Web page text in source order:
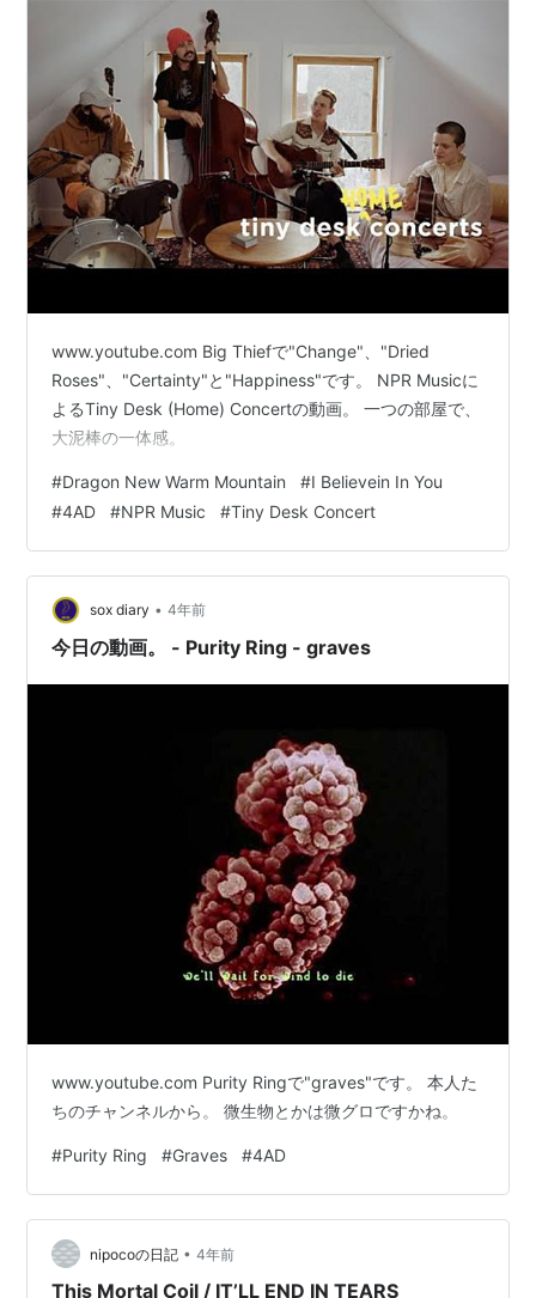
www.youtube.com Big Thiefで"Change"、"Dried
Roses"、"Certainty"と"Happiness"です。 NPR Musicに
よるTiny Desk (Home) Concertの動画。 一つの部屋で、
大泥棒の一体感。
#Dragon New Warm Mountain #I Believein In You
#4AD #NPR Music #Tiny Desk Concert
sox diary • 4年前
今日の動画。 - Purity Ring - graves
www.youtube.com Purity Ringで"graves"です。 本人た
ちのチャンネルから。 微生物とかは微グロですかね。
#Purity Ring #Graves #4AD
nipocoの日記 • 4年前
This Mortal Coil / IT’LL END IN TEARS